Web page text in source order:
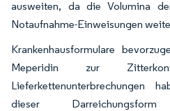
ausweiten, da die Volumina
Notaufnahme-Einweisungen
Krankenhausformulare
Meperidin zur
Lieferkettenunterbrechungen
dieser